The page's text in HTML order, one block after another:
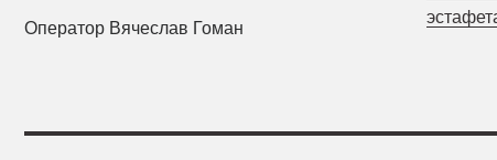
Оператор Вячеслав Гоман